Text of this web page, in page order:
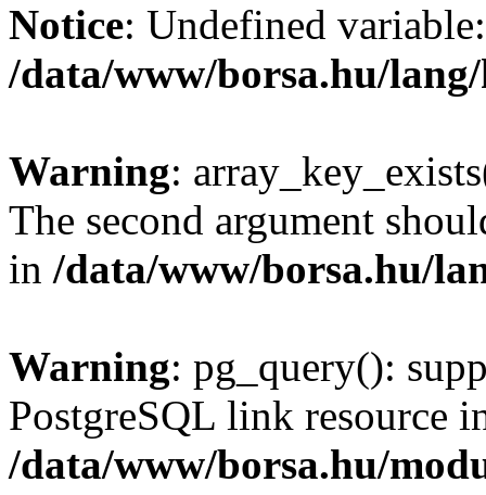
Notice: Undefined
/data/www/borsa.hu/
Warning:
The second argument
in /data/www/borsa.hu/
Warning: pg_query():
PostgreSQL link resource
/data/www/borsa.hu/